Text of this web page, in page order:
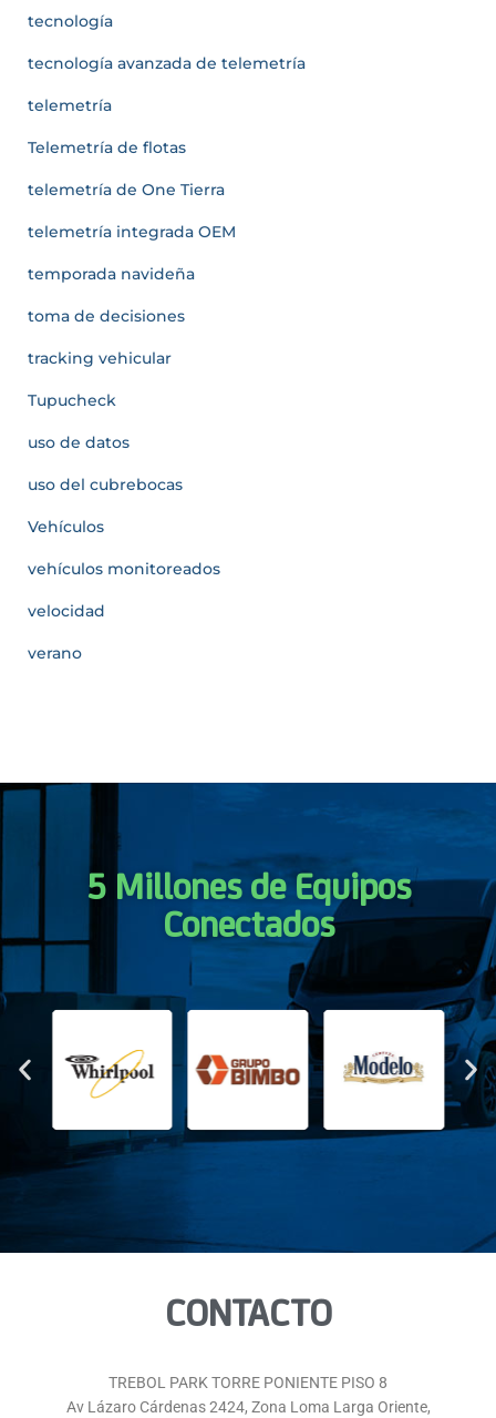
tecnología
tecnología avanzada de telemetría
telemetría
Telemetría de flotas
telemetría de One Tierra
telemetría integrada OEM
temporada navideña
toma de decisiones
tracking vehicular
Tupucheck
uso de datos
uso del cubrebocas
Vehículos
vehículos monitoreados
velocidad
verano
5 Millones de Equipos
Conectados
CONTACTO
TREBOL PARK TORRE PONIENTE PISO 8
Av Lázaro Cárdenas 2424, Zona Loma Larga Oriente,